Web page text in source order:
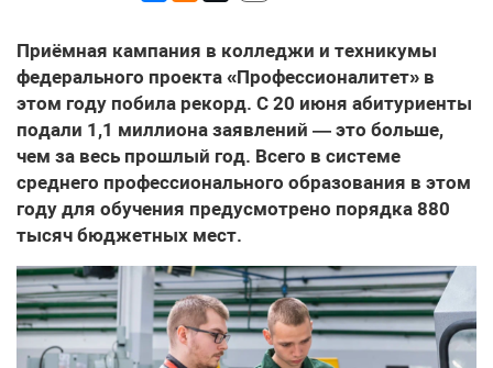
Приёмная кампания в колледжи и техникумы
федерального проекта «Профессионалитет» в
этом году побила рекорд. С 20 июня абитуриенты
подали 1,1 миллиона заявлений — это больше,
чем за весь прошлый год. Всего в системе
среднего профессионального образования в этом
году для обучения предусмотрено порядка 880
тысяч бюджетных мест.